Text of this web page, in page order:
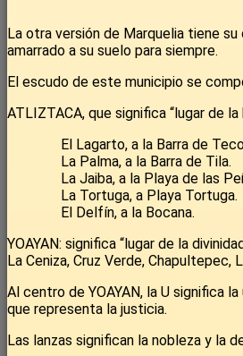
La otra versión de Marquelia tiene
amarrado a su suelo para siempre.
El escudo de este municipio se
ATLIZTACA, que significa “lugar de
El Lagarto, a la Barra de
La Palma, a la Barra de Tila.
La Jaiba, a la Playa de las
La Tortuga, a Playa Tortuga.
El Delfín, a la Bocana.
YOAYAN: significa “lugar de la
La Ceniza, Cruz Verde,
Al centro de YOAYAN, la U significa
que representa la justicia.
Las lanzas significan la nobleza y la